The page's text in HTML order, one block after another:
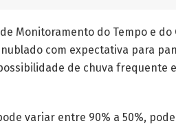
Monitoramento do Tempo e do
com expectativa para
de chuva frequente
variar entre 90% a 50%,